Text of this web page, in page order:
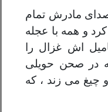
مادرش تمام
و همه با عجله
اش غزال را
در صحن حویلی
چیغ می زند ، که